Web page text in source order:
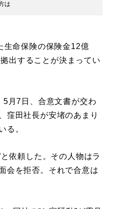
は
生命保険の保険金12億
出することが決まってい
月7日、合意文書が交わ
窪田社長が安堵のあまり
る。
依頼した。その人物はラ
会を拒否。それで合意は